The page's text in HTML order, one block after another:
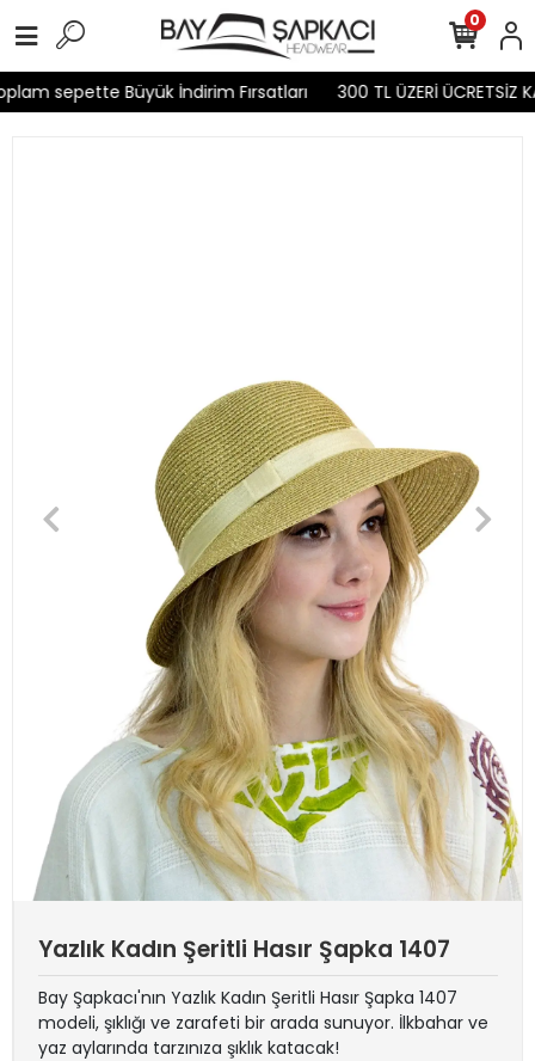
sepette Büyük İndirim Fırsatları 300 TL ÜZERİ ÜCRETSİZ
0
Yazlık Kadın Şeritli Hasır Şapka 1407
Bay Şapkacı'nın Yazlık Kadın Şeritli Hasır Şapka 1407
modeli, şıklığı ve zarafeti bir arada sunuyor. İlkbahar ve
yaz aylarında tarzınıza şıklık katacak!